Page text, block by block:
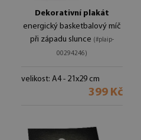
Dekorativní plakát
energický basketbalový míč
při západu slunce (#plaip-
00294246)
velikost: A4 - 21x29 cm
399 Kč